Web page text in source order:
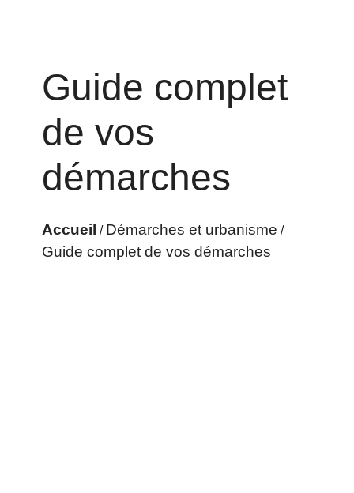
Guide complet
de vos
démarches
Accueil / Démarches et urbanisme /
Guide complet de vos démarches